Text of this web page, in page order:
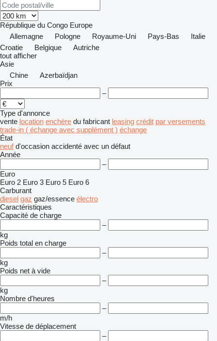
République du Congo Europe
Allemagne
Pologne Royaume-Uni Pays-Bas
Italie
Croatie
Belgique
Autriche
tout afficher
Asie
Chine
Azerbaïdjan
Prix
–
Type d'annonce
vente location enchère du fabricant leasing crédit par versements
trade-in ( échange avec supplément ) échange
État
neuf d'occasion accidenté avec un défaut
Année
–
Euro
Euro 2 Euro 3 Euro 5 Euro 6
Carburant
diesel gaz gaz/essence électro
Caractéristiques
Capacité de charge
–
kg
Poids total en charge
–
kg
Poids net à vide
–
kg
Nombre d'heures
–
m/h
Vitesse de déplacement
–